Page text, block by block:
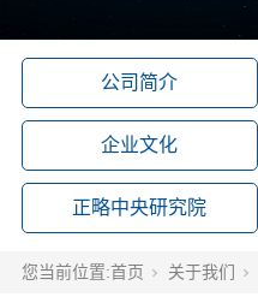
公司简介
企业文化
正略中央研究院
您当前位置:首页 关于我们